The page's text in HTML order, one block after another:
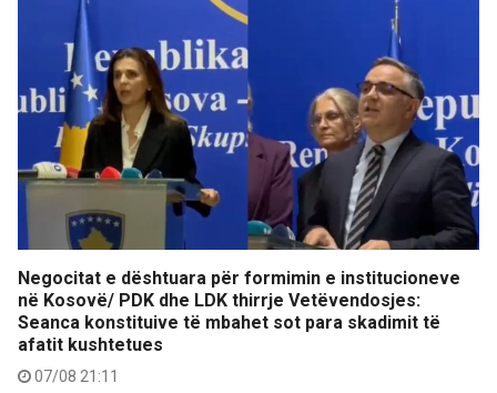
Negocitat e dështuara për formimin e institucioneve
në Kosovë/ PDK dhe LDK thirrje Vetëvendosjes:
Seanca konstituive të mbahet sot para skadimit të
afatit kushtetues
07/08 21:11